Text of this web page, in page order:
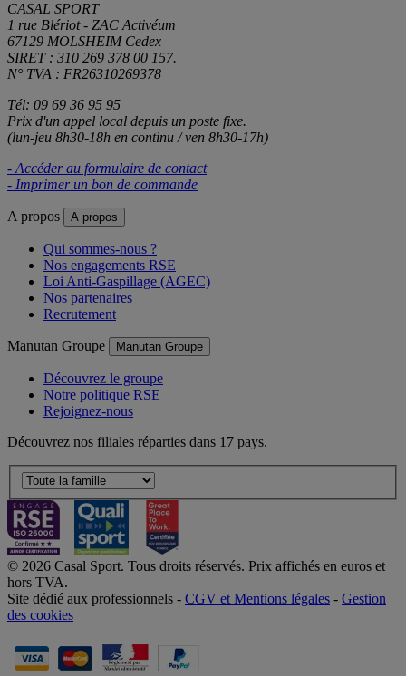
CASAL SPORT
1 rue Blériot - ZAC Activéum
67129 MOLSHEIM Cedex
SIRET : 310 269 378 00 157.
N° TVA : FR26310269378
Tél: 09 69 36 95 95
Prix d'un appel local depuis un poste fixe.
(lun-jeu 8h30-18h en continu / ven 8h30-17h)
- Accéder au formulaire de contact
- Imprimer un bon de commande
A propos A propos
Qui sommes-nous ?
Nos engagements RSE
Loi Anti-Gaspillage (AGEC)
Nos partenaires
Recrutement
Manutan Groupe Manutan Groupe
Découvrez le groupe
Notre politique RSE
Rejoignez-nous
Découvrez nos filiales réparties dans 17 pays.
© 2026 Casal Sport. Tous droits réservés. Prix affichés en euros et
hors TVA.
Site dédié aux professionnels - CGV et Mentions légales - Gestion
des cookies